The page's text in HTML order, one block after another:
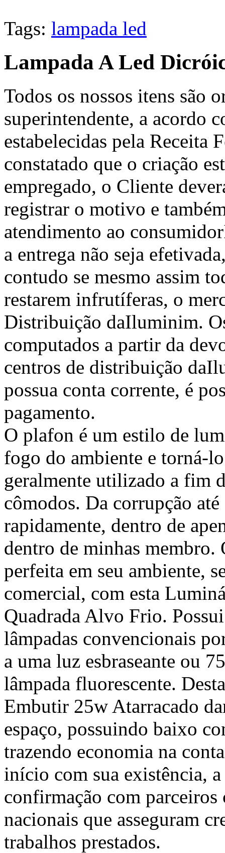
Tags: lampada led
Lampada A Led
Todos os nossos itens são
superintendente, a acordo
estabelecidas pela Receita
constatado que o criação
empregado, o Cliente
registrar o motivo e
atendimento ao
a entrega não seja
contudo se mesmo assim
restarem infrutíferas, o
Distribuição daIluminim.
computados a partir da
centros de distribuição
possua conta corrente, é
pagamento.
O plafon é um estilo de
fogo do ambiente e torná-
geralmente utilizado a fim
cômodos. Da corrupção
rapidamente, dentro de
dentro de minhas
perfeita em seu ambiente,
comercial, com esta
Quadrada Alvo Frio.
lâmpadas convencionais
a uma luz esbraseante ou
lâmpada fluorescente.
Embutir 25w Atarracado
espaço, possuindo baixo
trazendo economia na
início com sua existência,
confirmação com
nacionais que asseguram
trabalhos prestados.